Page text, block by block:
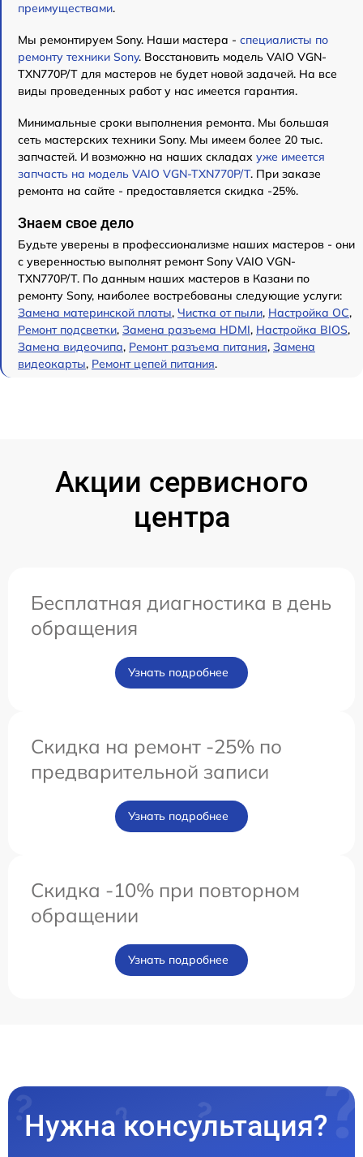
преимуществами.
Мы ремонтируем Sony. Наши мастера - специалисты по
ремонту техники Sony. Восстановить модель VAIO VGN-
TXN770P/T для мастеров не будет новой задачей. На все
виды проведенных работ у нас имеется гарантия.
Минимальные сроки выполнения ремонта. Мы большая
сеть мастерских техники Sony. Мы имеем более 20 тыс.
запчастей. И возможно на наших складах уже имеется
запчасть на модель VAIO VGN-TXN770P/T. При заказе
ремонта на сайте - предоставляется скидка -25%.
Знаем свое дело
Будьте уверены в профессионализме наших мастеров - они
с уверенностью выполнят ремонт Sony VAIO VGN-
TXN770P/T. По данным наших мастеров в Казани по
ремонту Sony, наиболее востребованы следующие услуги:
Замена материнской платы, Чистка от пыли, Настройка ОС,
Ремонт подсветки, Замена разъема HDMI, Настройка BIOS,
Замена видеочипа, Ремонт разъема питания, Замена
видеокарты, Ремонт цепей питания.
Акции сервисного
центра
Бесплатная диагностика в день
обращения
Узнать подробнее
Скидка на ремонт -25% по
предварительной записи
Узнать подробнее
Скидка -10% при повторном
обращении
Узнать подробнее
Нужна консультация?